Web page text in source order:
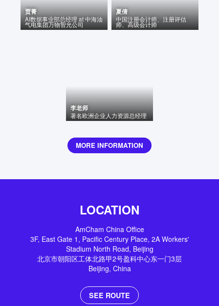
贾菁
AI数据事业部总经理at中海油
气电集团万物智允公司
夏倩
中国注册会计师、注册评估
师、高级会计师
李老师
著名欧洲企业人力资源总经理
MORE INFORMATION
LOCATION
AmCham China Office
3F, East Gate 1, Pacific Century Place, 2A Workers'
Stadium North Road, Beijing
北京市朝阳区工体北路甲2号盈科中心东一门3层
Beijing, China
SEE ROUTE